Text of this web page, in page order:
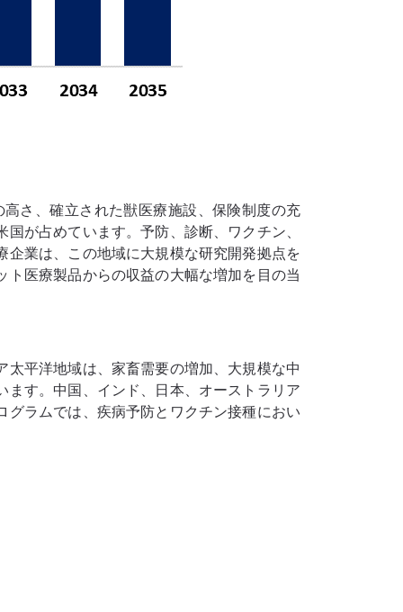
さ、確立された獣医療施設、保険制度の充
が占めています。予防、診断、ワクチン、
業は、この地域に大規模な研究開発拠点を
医療製品からの収益の大幅な増加を目の当
太平洋地域は、家畜需要の増加、大規模な中
す。中国、インド、日本、オーストラリア
ラムでは、疾病予防とワクチン接種におい